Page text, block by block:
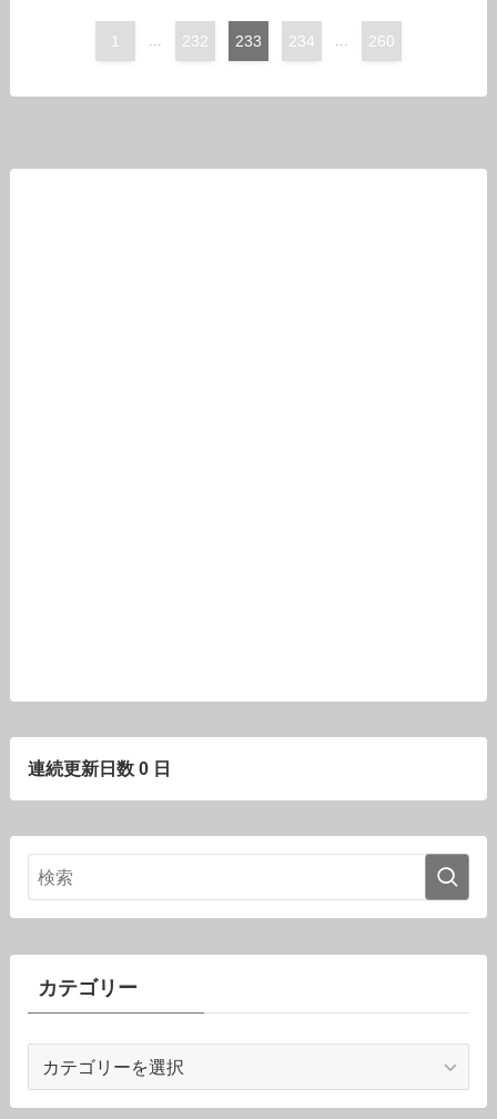
1 ... 232 233 234 ... 260
連続更新日数 0 日
カテゴリー
ゴ